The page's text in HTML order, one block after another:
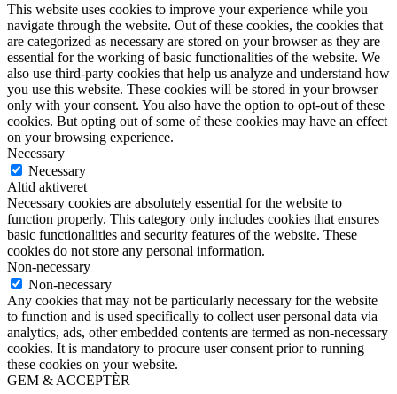
This website uses cookies to improve your experience while you
navigate through the website. Out of these cookies, the cookies that
are categorized as necessary are stored on your browser as they are
essential for the working of basic functionalities of the website. We
also use third-party cookies that help us analyze and understand how
you use this website. These cookies will be stored in your browser
only with your consent. You also have the option to opt-out of these
cookies. But opting out of some of these cookies may have an effect
on your browsing experience.
Necessary
Necessary
Altid aktiveret
Necessary cookies are absolutely essential for the website to
function properly. This category only includes cookies that ensures
basic functionalities and security features of the website. These
cookies do not store any personal information.
Non-necessary
Non-necessary
Any cookies that may not be particularly necessary for the website
to function and is used specifically to collect user personal data via
analytics, ads, other embedded contents are termed as non-necessary
cookies. It is mandatory to procure user consent prior to running
these cookies on your website.
GEM & ACCEPTÈR